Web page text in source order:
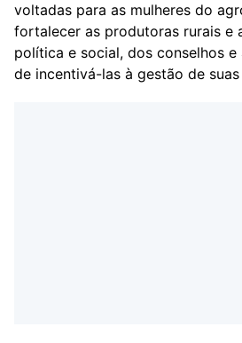
voltadas para as mulheres do
fortalecer as produtoras rurais e
política e social, dos conselhos e
de incentivá-las à gestão de